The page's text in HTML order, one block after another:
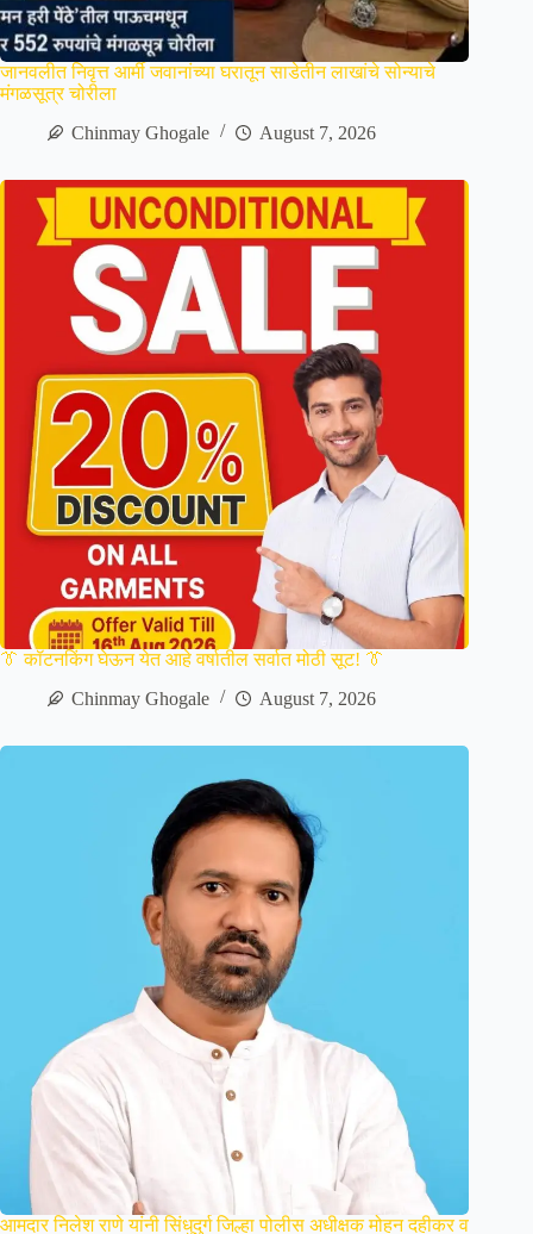
जानवलीत निवृत्त आर्मी जवानांच्या घरातून साडेतीन लाखांचे सोन्याचे
मंगळसूत्र चोरीला
Chinmay Ghogale
August 7, 2026
👔 कॉटनकिंग घेऊन येत आहे वर्षातील सर्वात मोठी सूट! 👔
Chinmay Ghogale
August 7, 2026
आमदार निलेश राणे यांनी सिंधुदुर्ग जिल्हा पोलीस अधीक्षक मोहन दहीकर व